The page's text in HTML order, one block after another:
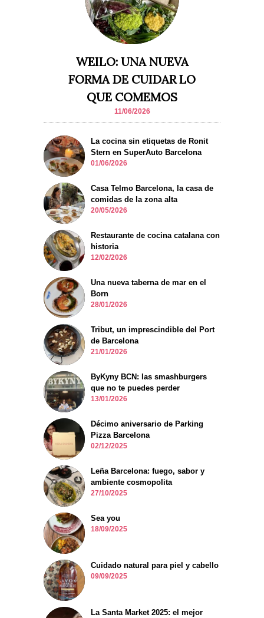
WEILO: UNA NUEVA
FORMA DE CUIDAR LO
QUE COMEMOS
11/06/2026
La cocina sin etiquetas de Ronit
Stern en SuperAuto Barcelona
01/06/2026
Casa Telmo Barcelona, la casa de
comidas de la zona alta
20/05/2026
Restaurante de cocina catalana con
historia
12/02/2026
Una nueva taberna de mar en el
Born
28/01/2026
Tribut, un imprescindible del Port
de Barcelona
21/01/2026
ByKyny BCN: las smashburgers
que no te puedes perder
13/01/2026
Décimo aniversario de Parking
Pizza Barcelona
02/12/2025
Leña Barcelona: fuego, sabor y
ambiente cosmopolita
27/10/2025
Sea you
18/09/2025
Cuidado natural para piel y cabello
09/09/2025
La Santa Market 2025: el mejor